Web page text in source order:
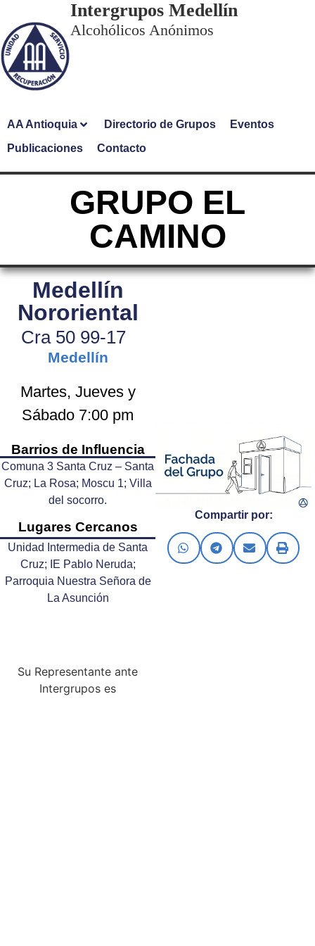
Intergrupos Medellín
Alcohólicos Anónimos
AA Antioquia Directorio de Grupos
Eventos
Publicaciones
Contacto
GRUPO EL
CAMINO
Medellín
Nororiental
Cra 50 99-17
Medellín
Martes, Jueves y
Sábado 7:00 pm
Barrios de Influencia
Comuna 3 Santa Cruz – Santa
Cruz; La Rosa; Moscu 1; Villa
del socorro.
Lugares Cercanos
Unidad Intermedia de Santa
Cruz; IE Pablo Neruda;
Parroquia Nuestra Señora de
La Asunción
Su Representante ante
Intergrupos es
Compartir por: